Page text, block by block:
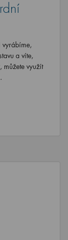
vyrábíme,
a víte,
můžete využít